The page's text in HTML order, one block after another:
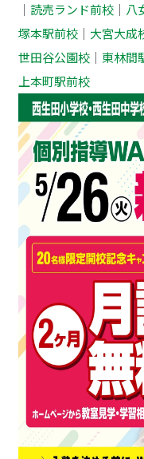
｜ 読売ランド前校｜‎ 八
塚本駅前校｜ 大宮大成
世田谷公園校｜ 東林間
上本町駅前校